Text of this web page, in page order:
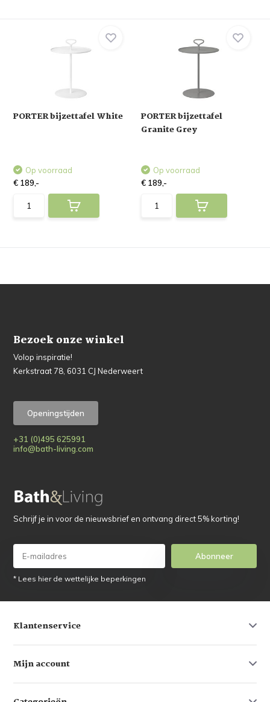
PORTER bijzettafel White
Op voorraad
€ 189,-
PORTER bijzettafel
Granite Grey
Op voorraad
€ 189,-
Bezoek onze winkel
Volop inspiratie!
Kerkstraat 78, 6031 CJ Nederweert
Openingstijden
+31 (0)495 625991
info@bath-living.com
Schrijf je in voor de nieuwsbrief en ontvang direct 5% korting!
Abonneer
* Lees hier de wettelijke beperkingen
Klantenservice
Mijn account